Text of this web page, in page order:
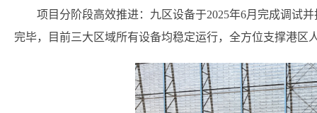
项目分阶段高效推进：九区设备于2025年6月完成调试
完毕，目前三大区域所有设备均稳定运行，全方位支撑港区